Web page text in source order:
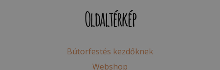
Oldaltérkép
Bútorfestés kezdőknek
Webshop